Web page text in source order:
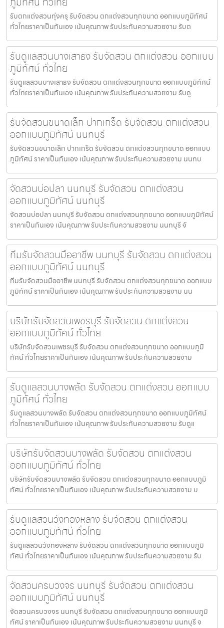
รับตกแต่งสวนทุ่งครุ รับจัดสวน ตกแต่งสวนทุกขนาด ออกแบบภูมิทัศน์
ทั่วไทยราคาเป็นกันเอง เน้นคุณภาพ รับประกันความสวยงาม รับต
รับดูแลสวนบางเสาธง รับจัดสวน ตกแต่งสวน ออกแบบ
ภูมิทัศน์ ทั่วไทย
รับดูแลสวนบางเสาธง รับจัดสวน ตกแต่งสวนทุกขนาด ออกแบบภูมิทัศน์
ทั่วไทยราคาเป็นกันเอง เน้นคุณภาพ รับประกันความสวยงาม รับดู
รับจัดสวนขนาดเล็ก ปากเกร็ด รับจัดสวน ตกแต่งสวน
ออกแบบภูมิทัศน์ นนทบุรี
รับจัดสวนขนาดเล็ก ปากเกร็ด รับจัดสวน ตกแต่งสวนทุกขนาด ออกแบบ
ภูมิทัศน์ ราคาเป็นกันเอง เน้นคุณภาพ รับประกันความสวยงาม นนทบ
จัดสวนบ่อปลา นนทบุรี รับจัดสวน ตกแต่งสวน
ออกแบบภูมิทัศน์ นนทบุรี
จัดสวนบ่อปลา นนทบุรี รับจัดสวน ตกแต่งสวนทุกขนาด ออกแบบภูมิทัศน์
ราคาเป็นกันเอง เน้นคุณภาพ รับประกันความสวยงาม นนทบุรี จั
ทีมรับจัดสวนมืออาชีพ นนทบุรี รับจัดสวน ตกแต่งสวน
ออกแบบภูมิทัศน์ นนทบุรี
ทีมรับจัดสวนมืออาชีพ นนทบุรี รับจัดสวน ตกแต่งสวนทุกขนาด ออกแบบ
ภูมิทัศน์ ราคาเป็นกันเอง เน้นคุณภาพ รับประกันความสวยงาม นน
บริษัทรับจัดสวนเพชรบุรี รับจัดสวน ตกแต่งสวน
ออกแบบภูมิทัศน์ ทั่วไทย
บริษัทรับจัดสวนเพชรบุรี รับจัดสวน ตกแต่งสวนทุกขนาด ออกแบบภูมิ
ทัศน์ ทั่วไทยราคาเป็นกันเอง เน้นคุณภาพ รับประกันความสวยงาม
รับดูแลสวนบางพลัด รับจัดสวน ตกแต่งสวน ออกแบบ
ภูมิทัศน์ ทั่วไทย
รับดูแลสวนบางพลัด รับจัดสวน ตกแต่งสวนทุกขนาด ออกแบบภูมิทัศน์
ทั่วไทยราคาเป็นกันเอง เน้นคุณภาพ รับประกันความสวยงาม รับดูแ
บริษัทรับจัดสวนบางพลัด รับจัดสวน ตกแต่งสวน
ออกแบบภูมิทัศน์ ทั่วไทย
บริษัทรับจัดสวนบางพลัด รับจัดสวน ตกแต่งสวนทุกขนาด ออกแบบภูมิ
ทัศน์ ทั่วไทยราคาเป็นกันเอง เน้นคุณภาพ รับประกันความสวยงาม บ
รับดูแลสวนวังทองหลาง รับจัดสวน ตกแต่งสวน
ออกแบบภูมิทัศน์ ทั่วไทย
รับดูแลสวนวังทองหลาง รับจัดสวน ตกแต่งสวนทุกขนาด ออกแบบภูมิ
ทัศน์ ทั่วไทยราคาเป็นกันเอง เน้นคุณภาพ รับประกันความสวยงาม รับ
จัดสวนครบวงจร นนทบุรี รับจัดสวน ตกแต่งสวน
ออกแบบภูมิทัศน์ นนทบุรี
จัดสวนครบวงจร นนทบุรี รับจัดสวน ตกแต่งสวนทุกขนาด ออกแบบภูมิ
ทัศน์ ราคาเป็นกันเอง เน้นคุณภาพ รับประกันความสวยงาม นนทบุรี จ